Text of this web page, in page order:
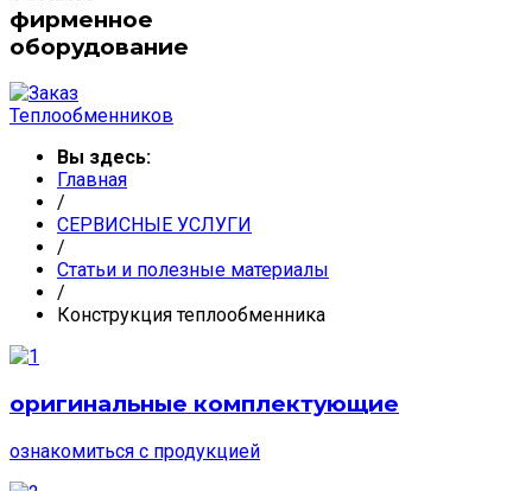
фирменное
оборудование
Вы здесь:
Главная
/
СЕРВИСНЫЕ УСЛУГИ
/
Статьи и полезные материалы
/
Конструкция теплообменника
оригинальные комплектующие
ознакомиться с продукцией